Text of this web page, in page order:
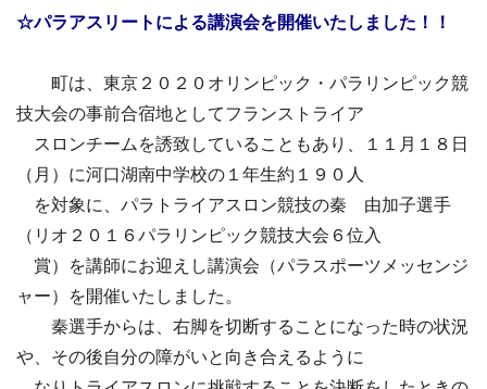
☆パラアスリートによる講演会を開催いたしました！！
町は、東京２０２０オリンピック・パラリンピック競
技大会の事前合宿地としてフランストライア
スロンチームを誘致していることもあり、１１月１８日
（月）に河口湖南中学校の１年生約１９０人
を対象に、パラトライアスロン競技の秦 由加子選手
（リオ２０１６パラリンピック競技大会６位入
賞）を講師にお迎えし講演会（パラスポーツメッセンジ
ャー）を開催いたしました。
秦選手からは、右脚を切断することになった時の状況
や、その後自分の障がいと向き合えるように